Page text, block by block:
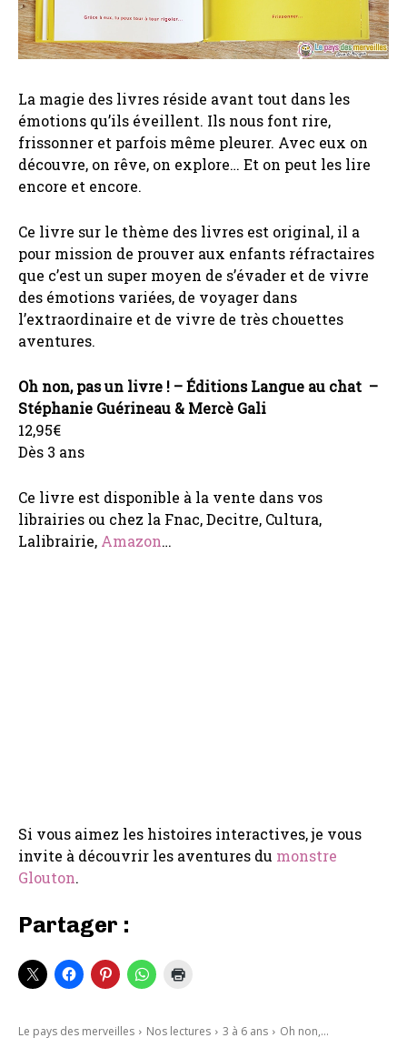
La magie des livres réside avant tout dans les
émotions qu’ils éveillent. Ils nous font rire,
frissonner et parfois même pleurer. Avec eux on
découvre, on rêve, on explore… Et on peut les lire
encore et encore.
Ce livre sur le thème des livres est original, il a
pour mission de prouver aux enfants réfractaires
que c’est un super moyen de s’évader et de vivre
des émotions variées, de voyager dans
l’extraordinaire et de vivre de très chouettes
aventures.
Oh non, pas un livre ! – Éditions Langue au chat –
Stéphanie Guérineau & Mercè Gali
12,95€
Dès 3 ans
Ce livre est disponible à la vente dans vos
librairies ou chez la Fnac, Decitre, Cultura,
Lalibrairie, Amazon…
Si vous aimez les histoires interactives, je vous
invite à découvrir les aventures du monstre
Glouton.
Partager :
Le pays des merveilles Nos lectures 3 à 6 ans Oh non,...